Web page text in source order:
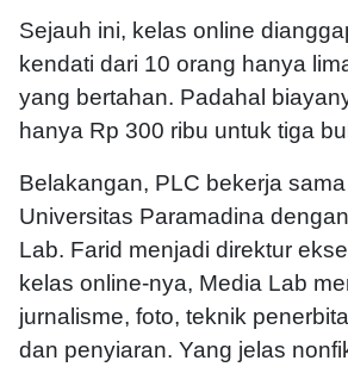
Sejauh ini, kelas online
kendati dari 10 orang hanya
yang bertahan. Padahal
hanya Rp 300 ribu untuk tiga
Belakangan, PLC bekerja
Universitas Paramadina
Lab. Farid menjadi direktur
kelas online-nya, Media Lab
jurnalisme, foto, teknik
dan penyiaran. Yang jelas